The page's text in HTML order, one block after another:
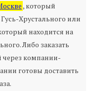
, который
Хрустального или
находится на
Либо заказать
через компании-
готовы доставить